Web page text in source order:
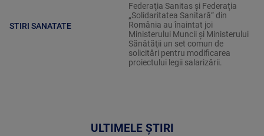
STIRI SANATATE
Federaţia Sanitas şi Federaţia
„Solidaritatea Sanitară” din
România au înaintat joi
Ministerului Muncii şi Ministerului
Sănătăţii un set comun de
solicitări pentru modificarea
proiectului legii salarizării.
ULTIMELE ȘTIRI